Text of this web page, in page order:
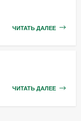
ЧИТАТЬ ДАЛЕЕ
ЧИТАТЬ ДАЛЕЕ